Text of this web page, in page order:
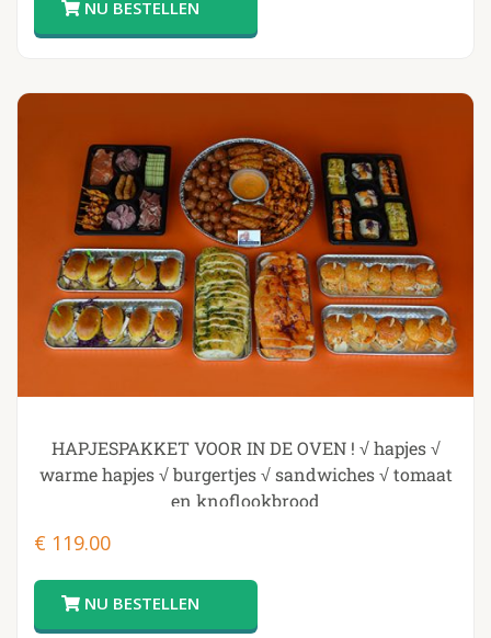
HAPJESPAKKET VOOR IN DE OVEN ! √ hapjes √
warme hapjes √ burgertjes √ sandwiches √ tomaat
en knoflookbrood
€ 119.00